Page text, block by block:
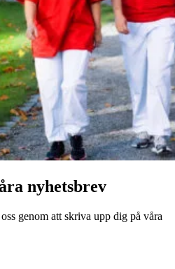
nyhetsbrev
genom att skriva upp dig på våra